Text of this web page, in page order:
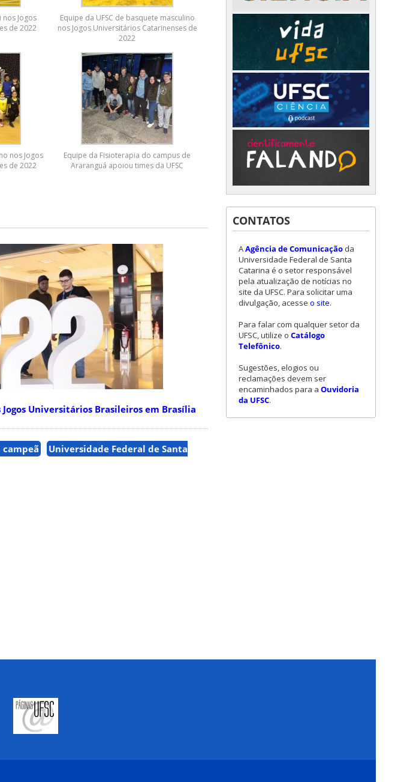
nos Jogos
de 2022
Equipe da UFSC de basquete masculino
nos Jogos Universitários Catarinenses de
2022
nos Jogos
de 2022
Equipe da Fisioterapia do campus de
Araranguá apoiou times da UFSC
Universitários Brasileiros em Brasília
campeã
Universidade Federal de Santa
CONTATOS
AAgência de Comunicação da
Universidade Federal de Santa
Catarina é o setor responsável
pela atualização de notícias no
site da UFSC. Para solicitar uma
divulgação, acesse o site.
Para falar com qualquer setor da
UFSC, utilize o Catálogo
Telefônico.
Sugestões, elogios ou
reclamações devem ser
encaminhados para a Ouvidoria
da UFSC.